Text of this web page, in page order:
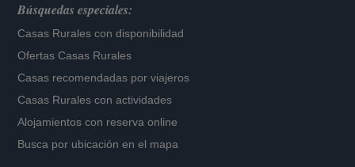
Búsquedas especiales:
Casas Rurales con disponibilidad
Ofertas Casas Rurales
Casas recomendadas por viajeros
Casas Rurales con actividades
Alojamientos con reserva online
Busca por ubicación en el mapa